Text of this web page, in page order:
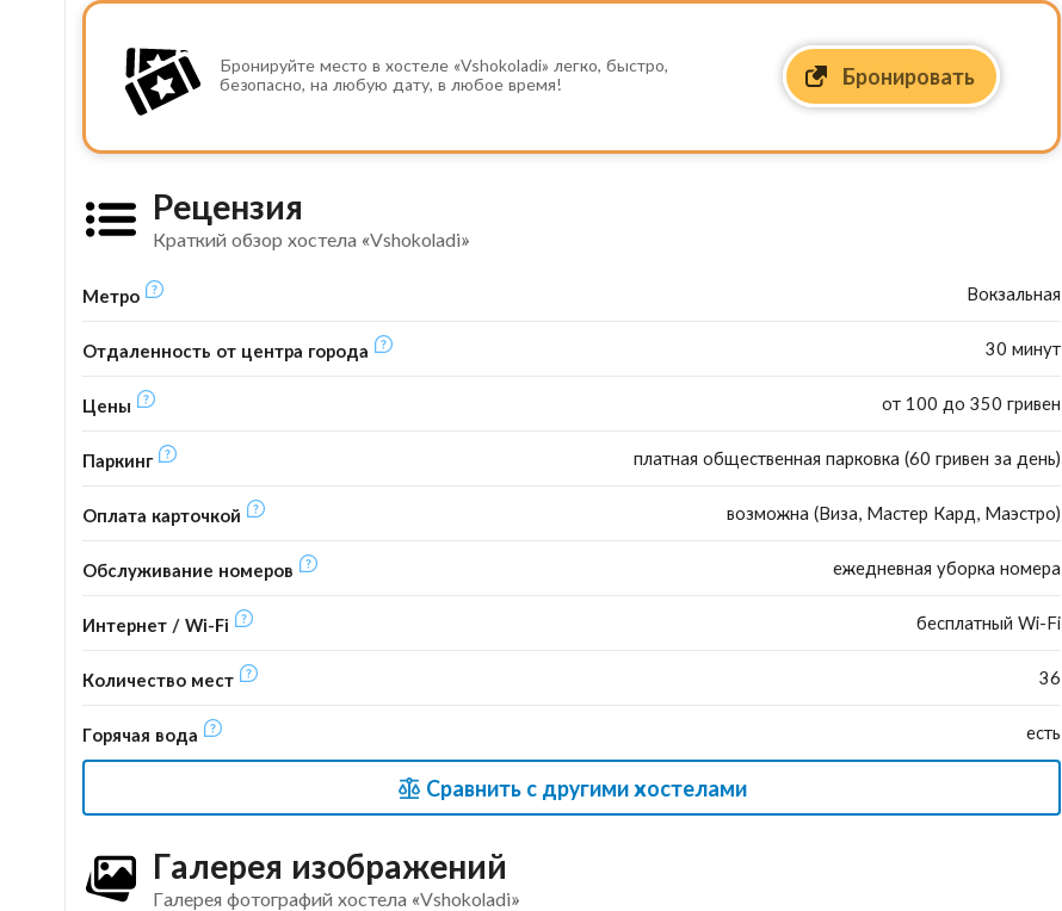
Бронируйте место в хостеле «Vshokoladi» легко, быстро,
безопасно, на любую дату, в любое время!
Бронировать
Рецензия
Краткий обзор хостела «Vshokoladi»
Метро Вокзальная
Отдаленность от центра города 30 минут
Цены от 100 до 350 гривен
Паркинг платная общественная парковка (60 гривен за день)
Оплата карточкой возможна (Виза, Мастер Кард, Маэстро)
Обслуживание номеров ежедневная уборка номера
Интернет / Wi-Fi бесплатный Wi-Fi
Количество мест 36
Горячая вода есть
Сравнить с другими хостелами
Галерея изображений
Галерея фотографий хостела «Vshokoladi»